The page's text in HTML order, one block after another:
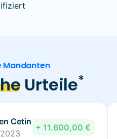
Mandanten
Urteile*
Cetin
+ 11.600,00 €